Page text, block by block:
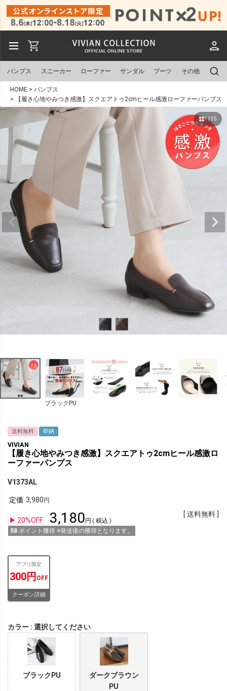
パンプス スニーカー ローファー サンダル ブーツ その他
HOME
パンプス
【履き心地やみつき感激】スクエアトゥ2cmヒール感激ローファーパンプス
1 | 35
ブラックPU
送料無料 即納
VIVIAN
【履き心地やみつき感激】スクエアトゥ2cmヒール感激ロ
ーファーパンプス
V1373AL
定価 3,980
20%OFF 3,180
税込
58 ポイント獲得 ※発送後の獲得となります。
送料無料
アプリ限定
300円 OFF
クーポン詳細
カラー 選択してください
ブラックPU
ダークブラウン
PU